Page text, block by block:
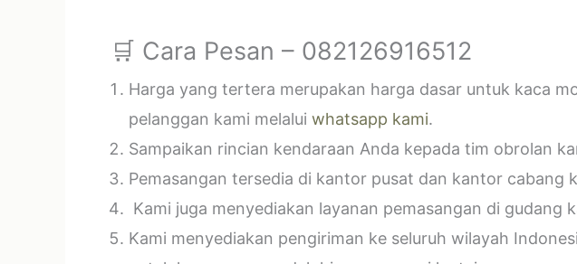
🛒 Cara Pesan – 082126916512
Harga yang tertera merupakan harga dasar untuk kaca
pelanggan kami melalui whatsapp kami.
Sampaikan rincian kendaraan Anda kepada tim obrolan
Pemasangan tersedia di kantor pusat dan kantor cabang
Kami juga menyediakan layanan pemasangan di gudang
Kami menyediakan pengiriman ke seluruh wilayah